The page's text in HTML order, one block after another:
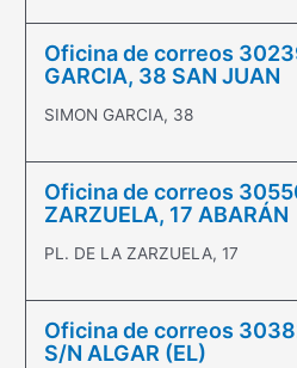
Oficina de correos
GARCIA, 38 SAN JUAN
SIMON GARCIA, 38
Oficina de correos
ZARZUELA, 17 ABARÁN
PL. DE LA ZARZUELA, 17
Oficina de correos
S/N ALGAR (EL)